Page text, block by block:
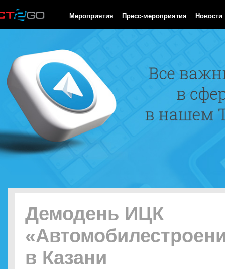
Мероприятия Пресс-мероприятия Новости
Демодень ИЦК
в Казани